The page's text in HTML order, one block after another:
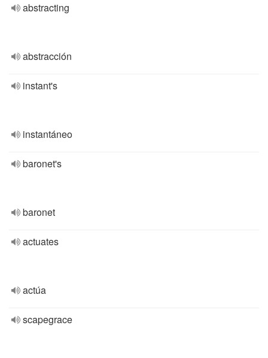
abstracting
abstracción
instant's
instantáneo
baronet's
baronet
actuates
actúa
scapegrace